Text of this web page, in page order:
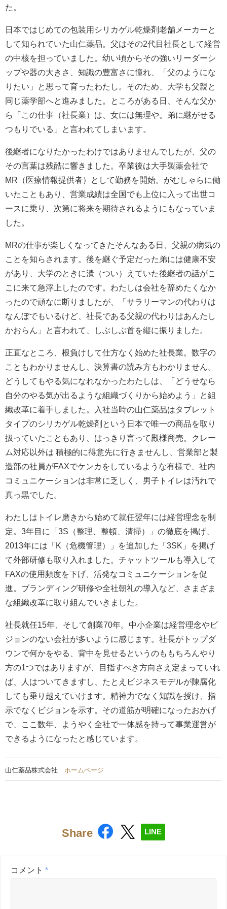
た。
日本ではじめての包装用シリカゲル乾燥剤老舗メーカーと
して知られていた山仁薬品。父はその2代目社長として経営
の中核を担っていました。幼い頃からその強いリーダーシ
ップや器の大きさ、知識の豊富さに憧れ、「父のようにな
りたい」と思って育ったわたし。そのため、大学も父親と
同じ薬学部へと進みました。ところがある日、そんな父か
ら「この仕事（社長業）は、女には無理や。弟に継がせる
つもりでいる」と言われてしまいます。
後継者になりたかったわけではありませんでしたが、父の
その言葉は残酷に響きました。卒業後は大手製薬会社で
MR（医療情報提供者）として勤務を開始。がむしゃらに働
いたこともあり、営業成績は全国でも上位に入って出世コ
ースに乗り、次第に将来を期待されるようにもなっていま
した。
MRの仕事が楽しくなってきたそんなある日、父親の病気の
ことを知らされます。後を継ぐ予定だった弟には健康不安
があり、大学のときに潰（つい）えていた後継者の話がこ
こに来て急浮上したのです。わたしは会社を辞めたくなか
ったので頑なに断りましたが、「サラリーマンの代わりは
なんぼでもいるけど、社長である父親の代わりはあんたし
かおらん」と言われて、しぶしぶ首を縦に振りました。
正直なところ、根負けして仕方なく始めた社長業。数字の
こともわかりませんし、決算書の読み方もわかりません。
どうしてもやる気になれなかったわたしは、「どうせなら
自分のやる気が出るような組織づくりから始めよう」と組
織改革に着手しました。入社当時の山仁薬品はタブレット
タイプのシリカゲル乾燥剤という日本で唯一の商品を取り
扱っていたこともあり、はっきり言って殿様商売。クレー
ム対応以外は 積極的に得意先に行きませんし、営業部と製
造部の社員がFAXでケンカをしているような有様で、社内
コミュニケーションは非常に乏しく、男子トイレは汚れで
真っ黒でした。
わたしはトイレ磨きから始めて就任翌年には経営理念を制
定。3年目に「3S（整理、整頓、清掃）」の徹底を掲げ、
2013年には「K（危機管理）」を追加した「3SK」を掲げ
て外部研修も取り入れました。チャットツールも導入して
FAXの使用頻度を下げ、活発なコミュニケーションを促
進。ブランディング研修や全社朝礼の導入など、さまざま
な組織改革に取り組んでいきました。
社長就任15年、そして創業70年。中小企業は経営理念やビ
ジョンのない会社が多いように感じます。社長がトップダ
ウンで何かをやる、背中を見せるというのももちろんやり
方の1つではありますが、目指すべき方向さえ定まっていれ
ば、人はついてきますし、たとえビジネスモデルが陳腐化
しても乗り越えていけます。精神力でなく知識を授け、指
示でなくビジョンを示す。その道筋が明確になったおかげ
で、ここ数年、ようやく全社で一体感を持って事業運営が
できるようになったと感じています。
山仁薬品株式会社 ホームページ
Share LINE
コメント *